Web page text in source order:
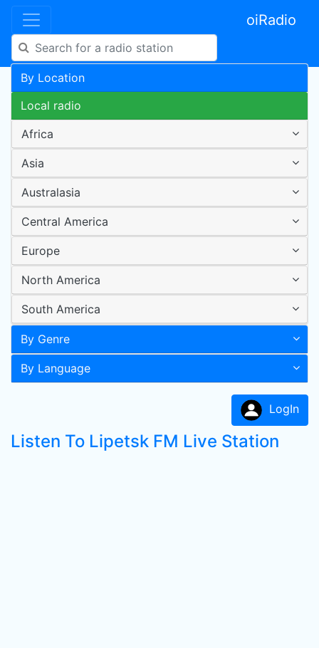
oiRadio
By Location
Local radio
Africa
Asia
Australasia
Central America
Europe
North America
South America
By Genre
By Language
LogIn
Listen To Lipetsk FM Live Station